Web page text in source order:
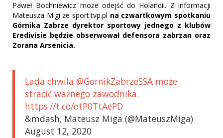
Paweł Bochniewicz może odejść do Holandii. Z informacji
Mateusza Migi ze sport.tvp.pl na czwartkowym spotkaniu
Górnika Zabrze dyrektor sportowy jednego z klubów
Eredivisie będzie obserwował defensora zabrzan oraz
Zorana Arsenicia.
Lada chwila @GornikZabrzeSSA może
stracić ważnego zawodnika.
https://t.co/otP0TtAePD
&mdash; Mateusz Miga (@MateuszMiga)
August 12, 2020